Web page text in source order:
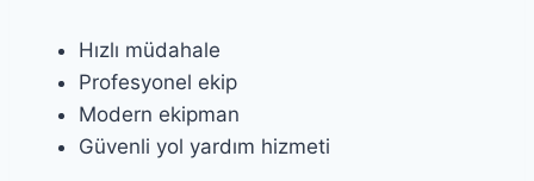
Hızlı müdahale
Profesyonel ekip
Modern ekipman
Güvenli yol yardım hizmeti